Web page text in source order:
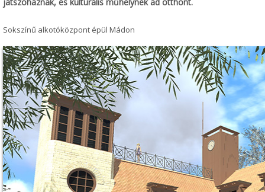
Sokszínű alkotóközpont épül Mádon